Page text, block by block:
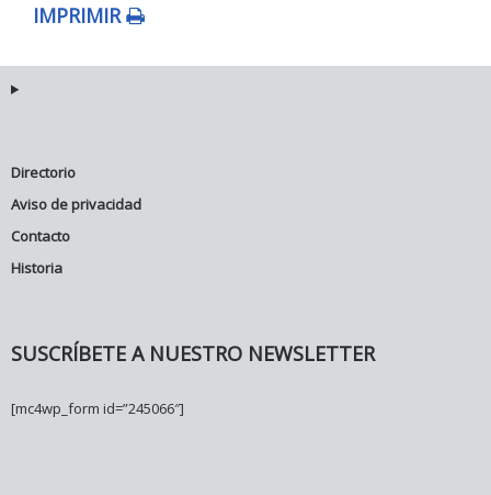
IMPRIMIR
Directorio
Aviso de privacidad
Contacto
Historia
SUSCRÍBETE A NUESTRO NEWSLETTER
[mc4wp_form id=”245066″]